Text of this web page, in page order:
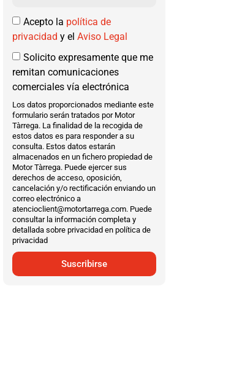
Acepto la política de
privacidad y el Aviso Legal
Solicito expresamente que me
remitan comunicaciones
comerciales vía electrónica
Los datos proporcionados mediante este
formulario serán tratados por Motor
Tàrrega. La finalidad de la recogida de
estos datos es para responder a su
consulta. Estos datos estarán
almacenados en un fichero propiedad de
Motor Tàrrega. Puede ejercer sus
derechos de acceso, oposición,
cancelación y/o rectificación enviando un
correo electrónico a
atencioclient@motortarrega.com. Puede
consultar la información completa y
detallada sobre privacidad en política de
privacidad
Suscribirse